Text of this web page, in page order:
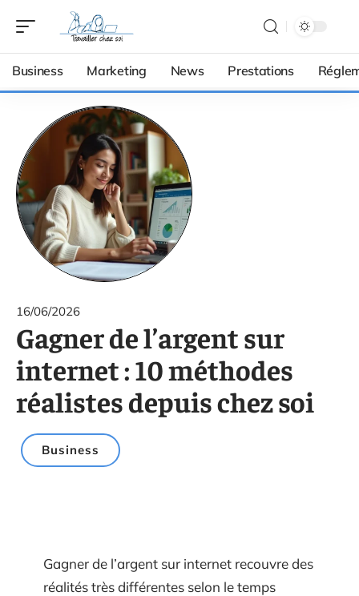
Business Marketing News Prestations
16/06/2026
Gagner de l’argent sur
internet : 10 méthodes
réalistes depuis chez soi
Business
Gagner de l’argent sur internet recouvre des
réalités très différentes selon le temps